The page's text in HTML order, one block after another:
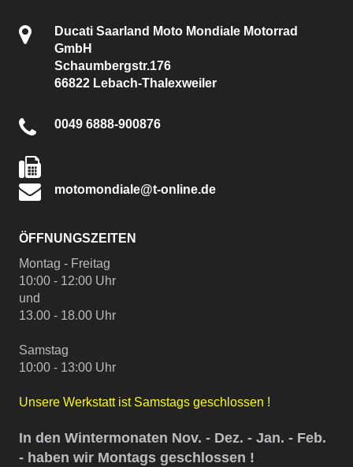
Ducati Saarland Moto Mondiale Motorrad
GmbH
Schaumbergstr.176
66822 Lebach-Thalexweiler
0049 6888-900876
motomondiale@t-online.de
ÖFFNUNGSZEITEN
Montag - Freitag
10:00 - 12:00 Uhr
und
13.00 - 18.00 Uhr
Samstag
10:00 - 13:00 Uhr
Unsere Werkstatt ist Samstags geschlossen !
In den Wintermonaten Nov. - Dez. - Jan. - Feb.
- haben wir Montags geschlossen !